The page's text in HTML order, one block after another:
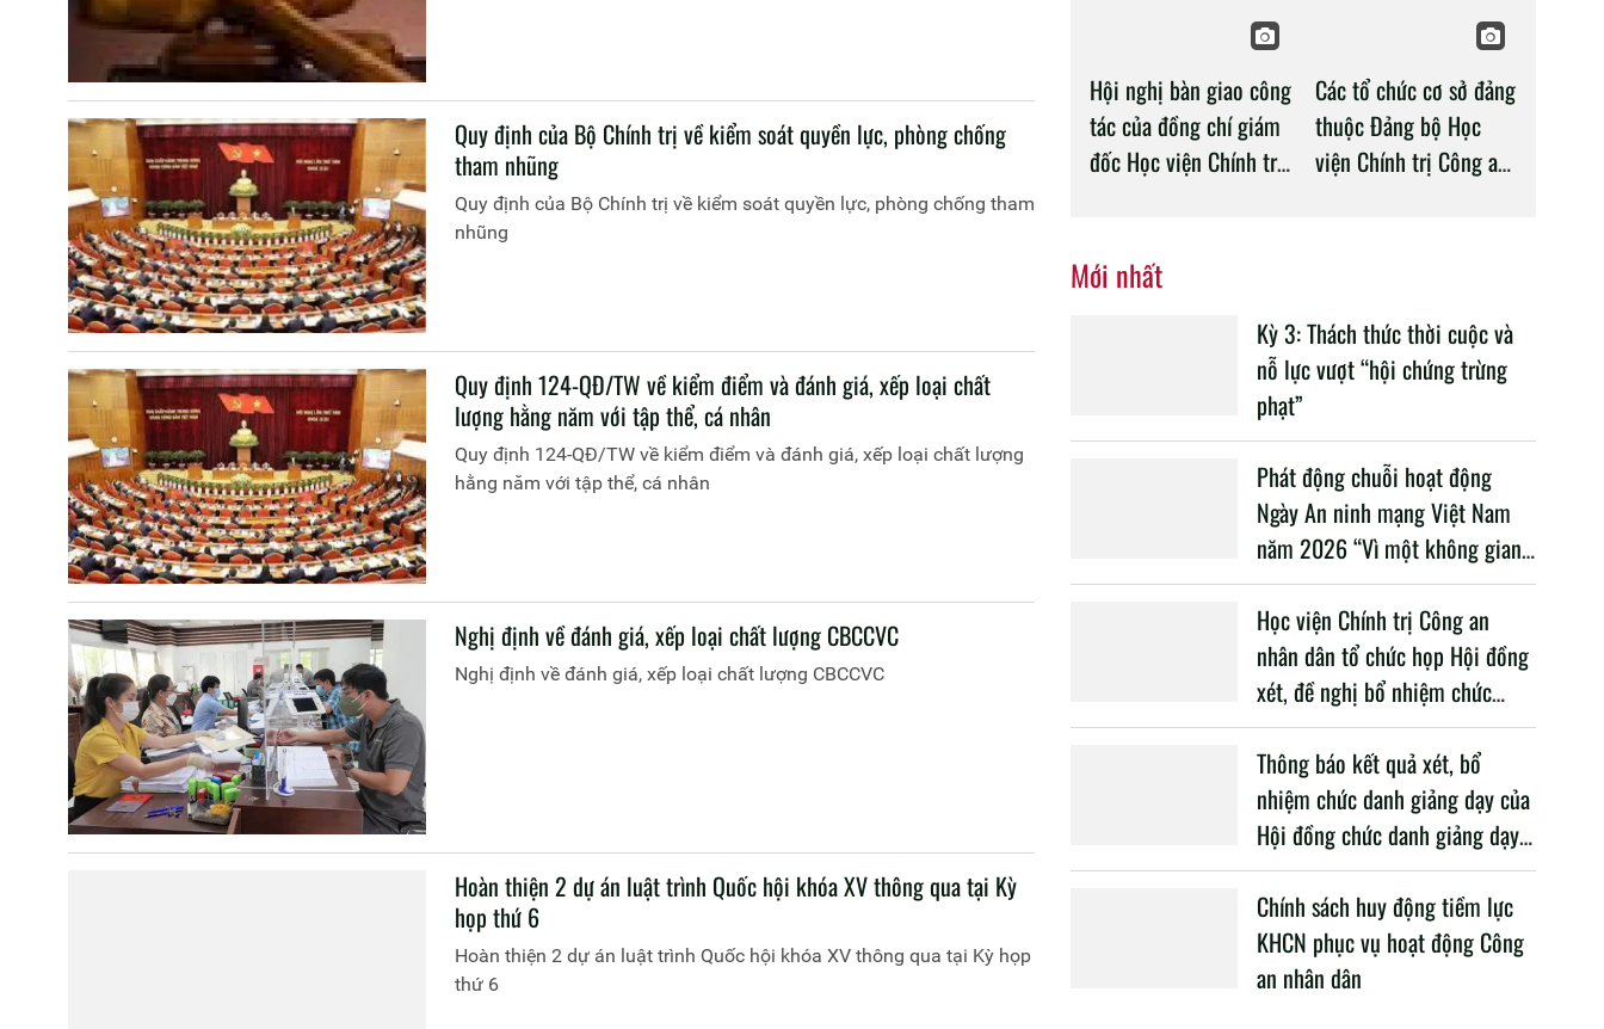
Quy định của Bộ Chính trị về kiểm soát quyền lực, phòng chống
tham nhũng
Quy định của Bộ Chính trị về kiểm soát quyền lực, phòng chống tham
nhũng
Quy định 124-QĐ/TW về kiểm điểm và đánh giá, xếp loại chất
lượng hằng năm với tập thể, cá nhân
Quy định 124-QĐ/TW về kiểm điểm và đánh giá, xếp loại chất lượng
hằng năm với tập thể, cá nhân
Nghị định về đánh giá, xếp loại chất lượng CBCCVC
Nghị định về đánh giá, xếp loại chất lượng CBCCVC
Hoàn thiện 2 dự án luật trình Quốc hội khóa XV thông qua tại Kỳ
họp thứ 6
Hoàn thiện 2 dự án luật trình Quốc hội khóa XV thông qua tại Kỳ họp
thứ 6
Hội nghị bàn giao công
tác của đồng chí giám
đốc Học viện Chính trị
Các tổ chức cơ sở đảng
thuộc Đảng bộ Học
viện Chính trị Công an
Mới nhất
Kỳ 3: Thách thức thời cuộc và
nỗ lực vượt “hội chứng trừng
phạt”
Phát động chuỗi hoạt động
Ngày An ninh mạng Việt Nam
năm 2026 “Vì một không gian
mạng nhân văn cho mỗi người”
Học viện Chính trị Công an
nhân dân tổ chức họp Hội đồng
xét, đề nghị bổ nhiệm chức
danh giảng dạy năm học 2025
– 2026
Thông báo kết quả xét, bổ
nhiệm chức danh giảng dạy của
Hội đồng chức danh giảng dạy
Học viện, năm học 2025 -
2026
Chính sách huy động tiềm lực
KHCN phục vụ hoạt động Công
an nhân dân